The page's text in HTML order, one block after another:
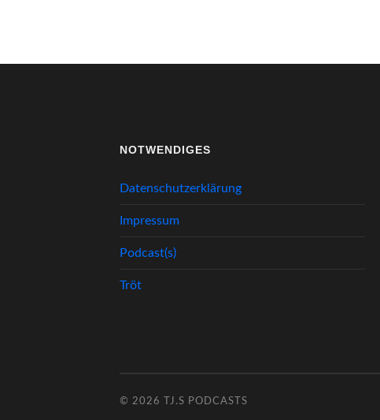
NOTWENDIGES
Datenschutzerklärung
Impressum
Podcast(s)
Tröt
© 2026 TJ.S PODCASTS